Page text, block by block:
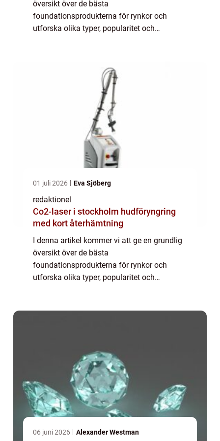
översikt över de bästa
foundationsprodukterna för rynkor och
utforska olika typer, popularitet och
foundation för rynkor: En fo...
01 juli 2026 Eva Sjöberg
redaktionel
Co2-laser i stockholm hudföryngring
med kort återhämtning
I denna artikel kommer vi att ge en grundlig
översikt över de bästa
foundationsprodukterna för rynkor och
utforska olika typer, popularitet och
06 juni 2026 Alexander Westman